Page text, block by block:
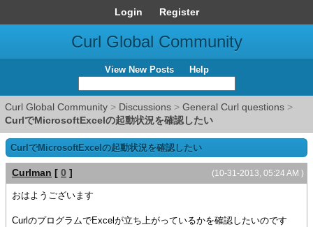
Login Register
Curl Global Community
View New Posts Help
Curl Global Community > Discussions > General Curl questions >
CurlでMicrosoftExcelの起動状況を確認したい
CurlでMicrosoftExcelの起動状況を確認したい
(10-31-2013, 05:24 AM )
Curlman [ 0 ]
おはようございます
CurlのプログラムでExcelが立ち上がっているかを確認したいのです